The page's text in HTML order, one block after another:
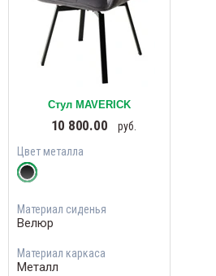
Стул MAVERICK
10 800.00
руб.
Цвет металла
Материал сиденья
Велюр
Материал каркаса
Металл